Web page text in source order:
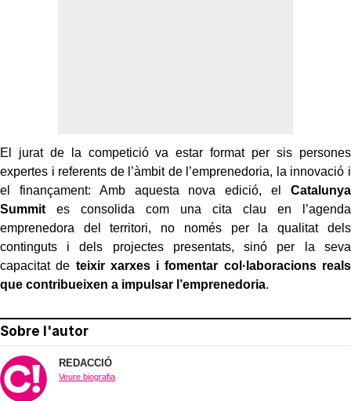
El jurat de la competició va estar format per sis persones
expertes i referents de l’àmbit de l’emprenedoria, la innovació i
el finançament: Amb aquesta nova edició, el Catalunya
Summit es consolida com una cita clau en l’agenda
emprenedora del territori, no només per la qualitat dels
continguts i dels projectes presentats, sinó per la seva
capacitat de teixir xarxes i fomentar col·laboracions reals
que contribueixen a impulsar l’emprenedoria.
Sobre l'autor
REDACCIÓ
Veure biografia